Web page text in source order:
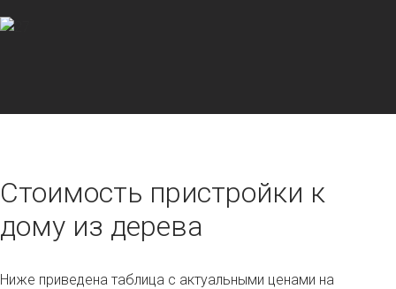
Стоимость пристройки к
дому из дерева
Ниже приведена таблица с актуальными ценами на